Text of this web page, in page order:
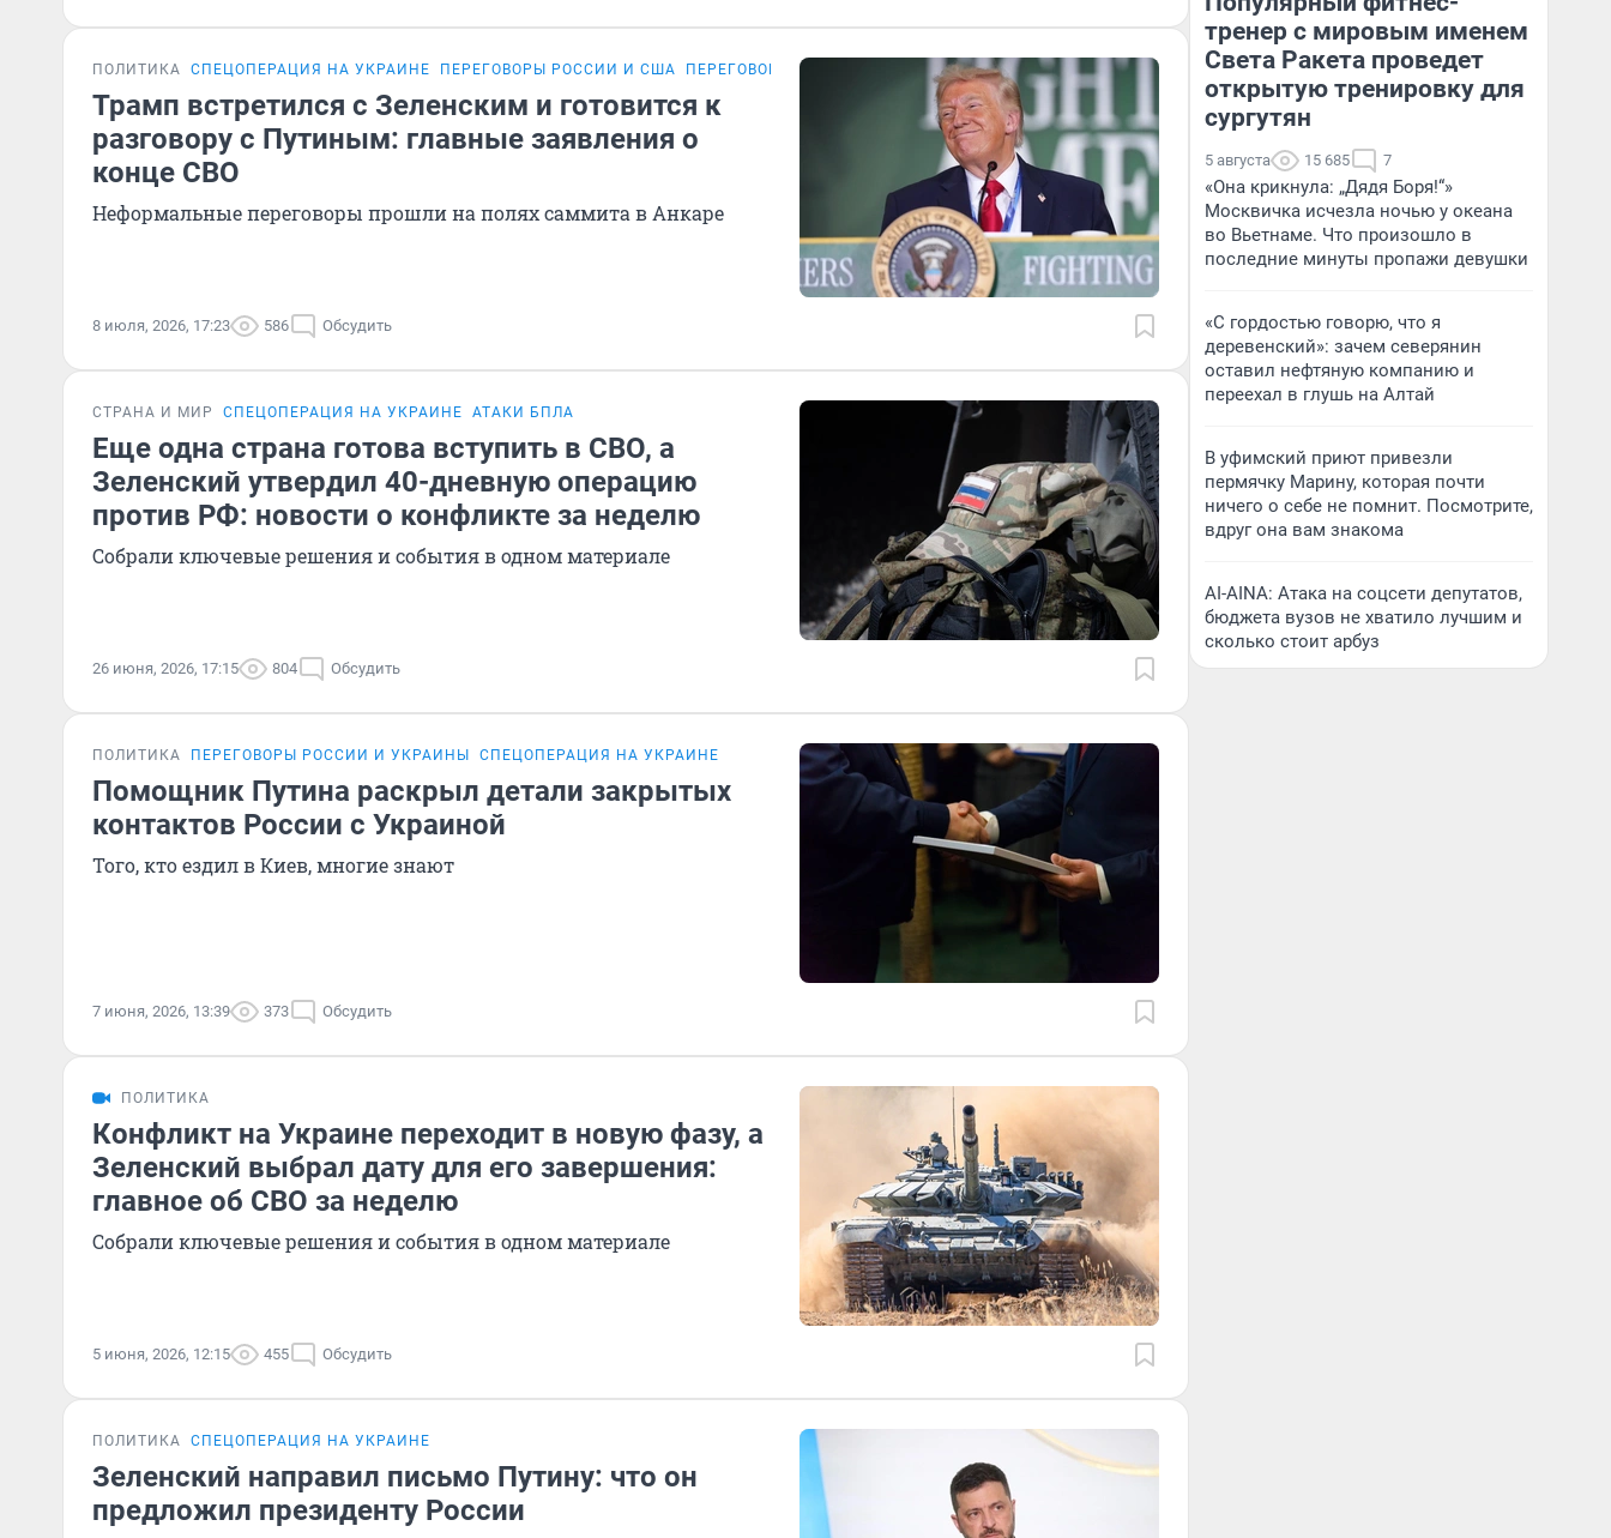
ПОЛИТИКА СПЕЦОПЕРАЦИЯ НА УКРАИНЕ ПЕРЕГОВОРЫ РОССИИ И США ПЕРЕГОВОРЫ РОССИИ И УКРАИНЫ
Трамп встретился с Зеленским и готовится к
разговору с Путиным: главные заявления о
конце СВО
Неформальные переговоры прошли на полях саммита в Анкаре
8 июля, 2026, 17:23 586 Обсудить
СТРАНА И МИР СПЕЦОПЕРАЦИЯ НА УКРАИНЕ АТАКИ БПЛА
Еще одна страна готова вступить в СВО, а
Зеленский утвердил 40-дневную операцию
против РФ: новости о конфликте за неделю
Собрали ключевые решения и события в одном материале
26 июня, 2026, 17:15 804 Обсудить
ПОЛИТИКА ПЕРЕГОВОРЫ РОССИИ И УКРАИНЫ СПЕЦОПЕРАЦИЯ НА УКРАИНЕ
Помощник Путина раскрыл детали закрытых
контактов России с Украиной
Того, кто ездил в Киев, многие знают
7 июня, 2026, 13:39 373 Обсудить
ПОЛИТИКА
Конфликт на Украине переходит в новую фазу, а
Зеленский выбрал дату для его завершения:
главное об СВО за неделю
Собрали ключевые решения и события в одном материале
5 июня, 2026, 12:15 455 Обсудить
ПОЛИТИКА СПЕЦОПЕРАЦИЯ НА УКРАИНЕ
Зеленский направил письмо Путину: что он
предложил президенту России
тренер с мировым именем
Света Ракета проведет
открытую тренировку для
сургутян
5 августа 15 685 7
«Она крикнула: „Дядя Боря!“»
Москвичка исчезла ночью у океана
во Вьетнаме. Что произошло в
последние минуты пропажи девушки
«С гордостью говорю, что я
деревенский»: зачем северянин
оставил нефтяную компанию и
переехал в глушь на Алтай
В уфимский приют привезли
пермячку Марину, которая почти
ничего о себе не помнит. Посмотрите,
вдруг она вам знакома
AI-AINA: Атака на соцсети депутатов,
бюджета вузов не хватило лучшим и
сколько стоит арбуз